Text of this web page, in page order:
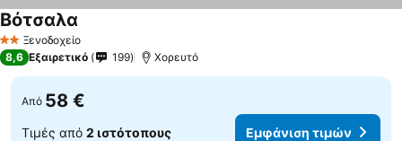
2 ΑστέριαΞενοδοχείο
Βότσαλα
8,6 Εξαιρετικό 199 Χορευτό
Από 58 €
Τιμές από 2 ιστότοπους Εμφάνιση τιμών